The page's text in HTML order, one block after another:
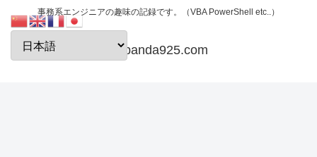
事務系エンジニアの趣味の記録です。（VBA PowerShell etc..）
papanda925.com